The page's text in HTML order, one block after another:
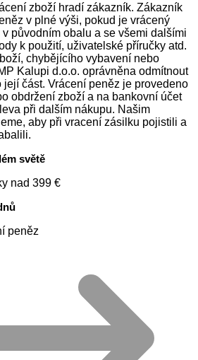
zboží hradí zákazník. Zákazník
v plné výši, pokud je vrácený
původním obalu a se všemi dalšími
k použití, uživatelské příručky atd.
chybějícího vybavení nebo
Kalupi d.o.o. oprávněna odmítnout
část. Vrácení peněz je provedeno
obdržení zboží a na bankovní účet
při dalším nákupu. Našim
aby při vracení zásilku pojistili a
světě
nad 399 €
peněz